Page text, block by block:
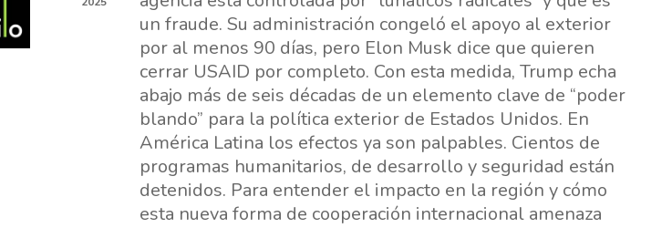
un fraude. Su administración congeló el apoyo al exterior
por al menos 90 días, pero Elon Musk dice que quieren
cerrar USAID por completo. Con esta medida, Trump echa
abajo más de seis décadas de un elemento clave de “poder
blando” para la política exterior de Estados Unidos. En
América Latina los efectos ya son palpables. Cientos de
programas humanitarios, de desarrollo y seguridad están
detenidos. Para entender el impacto en la región y cómo
esta nueva forma de cooperación internacional amenaza